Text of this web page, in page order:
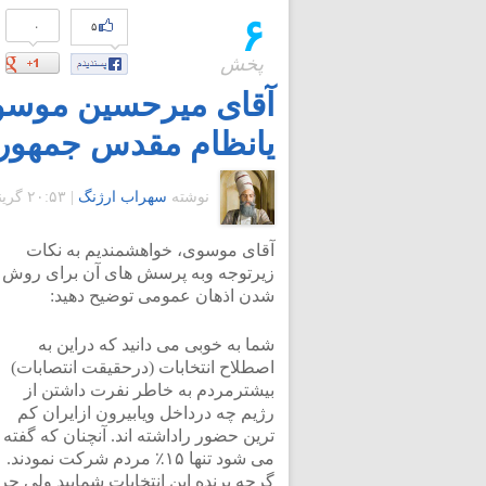
۶
پخش
۰ ۵
آقای میرحسین
یانظام مقدس
نوشته سهراب ارژنگ ۲۰:۵۳ گرينويچ - جمعه ۵ تیر ۱۳۸۸
آقای موسوی، خواهشمندیم به نکات
زیرتوجه وبه پرسش های آن برای روش
شدن اذهان عمومی توضیح دهید:
شما به خوبی می دانید که دراین به
اصطلاح انتخابات (درحقیقت انتصابات)
بیشترمردم به خاطر نفرت داشتن از
رژیم چه درداخل ویابیرون ازایران کم
ترین حضور راداشته اند. آنچنان که گفته
می شود تنها ۱۵٪ مردم شرکت نمودند.
گرچه برنده این انتخابات شمایید ولی چرا